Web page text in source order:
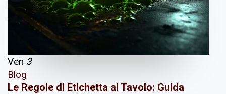
Ven 3
Blog
Le Regole di Etichetta al Tavolo: Guida